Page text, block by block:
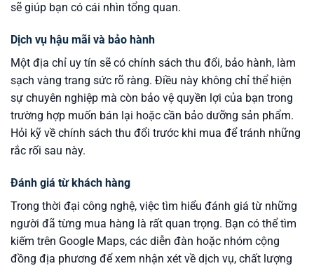
sẽ giúp bạn có cái nhìn tổng quan.
Dịch vụ hậu mãi và bảo hành
Một địa chỉ uy tín sẽ có chính sách thu đổi, bảo hành, làm
sạch vàng trang sức rõ ràng. Điều này không chỉ thể hiện
sự chuyên nghiệp mà còn bảo vệ quyền lợi của bạn trong
trường hợp muốn bán lại hoặc cần bảo dưỡng sản phẩm.
Hỏi kỹ về chính sách thu đổi trước khi mua để tránh những
rắc rối sau này.
Đánh giá từ khách hàng
Trong thời đại công nghệ, việc tìm hiểu đánh giá từ những
người đã từng mua hàng là rất quan trọng. Bạn có thể tìm
kiếm trên Google Maps, các diễn đàn hoặc nhóm cộng
đồng địa phương để xem nhận xét về dịch vụ, chất lượng